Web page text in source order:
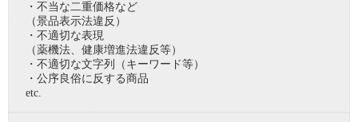
・不当な二重価格など
（景品表示法違反）
・不適切な表現
（薬機法、健康増進法違反等）
・不適切な文字列（キーワード等）
・公序良俗に反する商品
etc.